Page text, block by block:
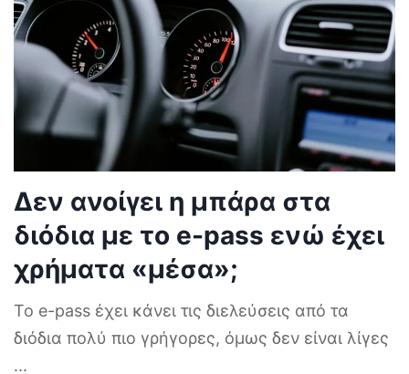
Δεν ανοίγει η μπάρα στα
διόδια με το e-pass ενώ έχει
χρήματα «μέσα»;
Το e-pass έχει κάνει τις διελεύσεις από τα
διόδια πολύ πιο γρήγορες, όμως δεν είναι λίγες
...